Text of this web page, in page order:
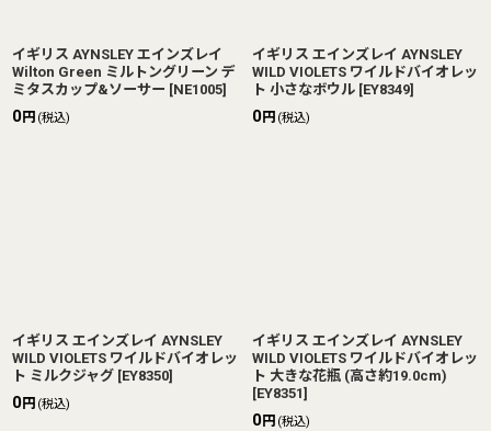
イギリス AYNSLEY エインズレイ
Wilton Green ミルトングリーン デ
ミタスカップ&ソーサー [NE1005]
0円 (税込)
イギリス エインズレイ AYNSLEY
WILD VIOLETS ワイルドバイオレッ
ト 小さなボウル [EY8349]
0円 (税込)
イギリス エインズレイ AYNSLEY
WILD VIOLETS ワイルドバイオレッ
ト ミルクジャグ [EY8350]
0円 (税込)
イギリス エインズレイ AYNSLEY
WILD VIOLETS ワイルドバイオレッ
ト 大きな花瓶 (高さ約19.0cm)
[EY8351]
0円 (税込)